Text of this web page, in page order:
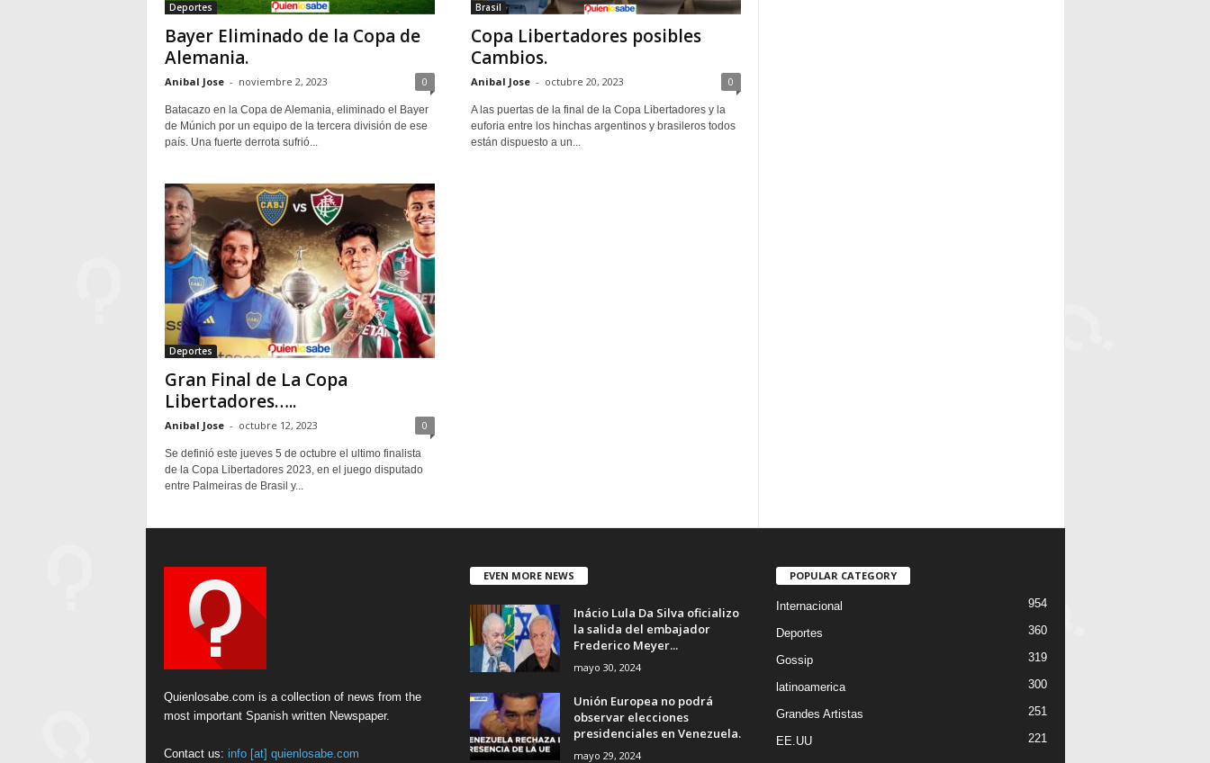
Deportes
Bayer Eliminado de la Copa de
Alemania.
Anibal Jose - noviembre 2, 2023 0
Batacazo en la Copa de Alemania, eliminado el Bayer
de Múnich por un equipo de la tercera división de ese
país. Una fuerte derrota sufrió...
Brasil
Copa Libertadores posibles
Cambios.
Anibal Jose - octubre 20, 2023 0
A las puertas de la final de la Copa Libertadores y la
euforia entre los hinchas argentinos y brasileros todos
están dispuesto a un...
Deportes
Gran Final de La Copa
Libertadores…..
Anibal Jose - octubre 12, 2023 0
Se definió este jueves 5 de octubre el ultimo finalista
de la Copa Libertadores 2023, en el juego disputado
entre Palmeiras de Brasil y...
Quienlosabe.com is a collection of news from the
most important Spanish written Newspaper.
Contact us: info [at] quienlosabe.com
EVEN MORE NEWS
Inácio Lula Da Silva oficializo
la salida del embajador
Frederico Meyer...
mayo 30, 2024
Unión Europea no podrá
observar elecciones
presidenciales en Venezuela.
mayo 29, 2024
POPULAR CATEGORY
Internacional 954
Deportes 360
Gossip 319
latinoamerica 300
Grandes Artistas 251
EE.UU 221